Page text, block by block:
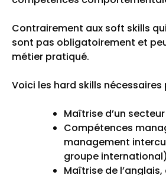
Contrairement aux soft skills
sont pas obligatoirement et
métier pratiqué.
Voici les hard skills
Maîtrise d’un
Compétences
management
groupe international)
Maîtrise de